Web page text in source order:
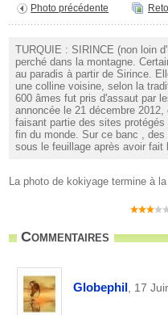
Photo précédente
TURQUIE : SIRINCE (non loin
perché dans la montagne.
au paradis à partir de Sirince.
une colline voisine, selon la
600 âmes fut pris d'assaut par
annoncée le 21 décembre
faisant partie des sites
fin du monde. Sur ce banc ,
sous le feuillage après avoir fait
La photo de kokiyage termine à
Commentaires
Globephil , 17